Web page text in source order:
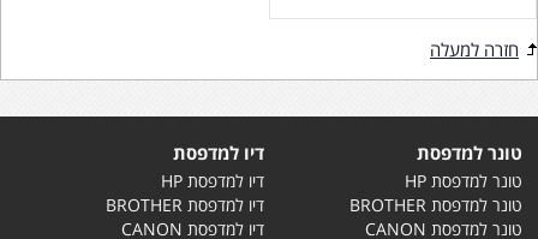
חזרה למעלה
טונר למדפסת
טונר למדפסת HP
טונר למדפסת BROTHER
טונר למדפסת CANON
דיו למדפסת
דיו למדפסת HP
דיו למדפסת BROTHER
דיו למדפסת CANON